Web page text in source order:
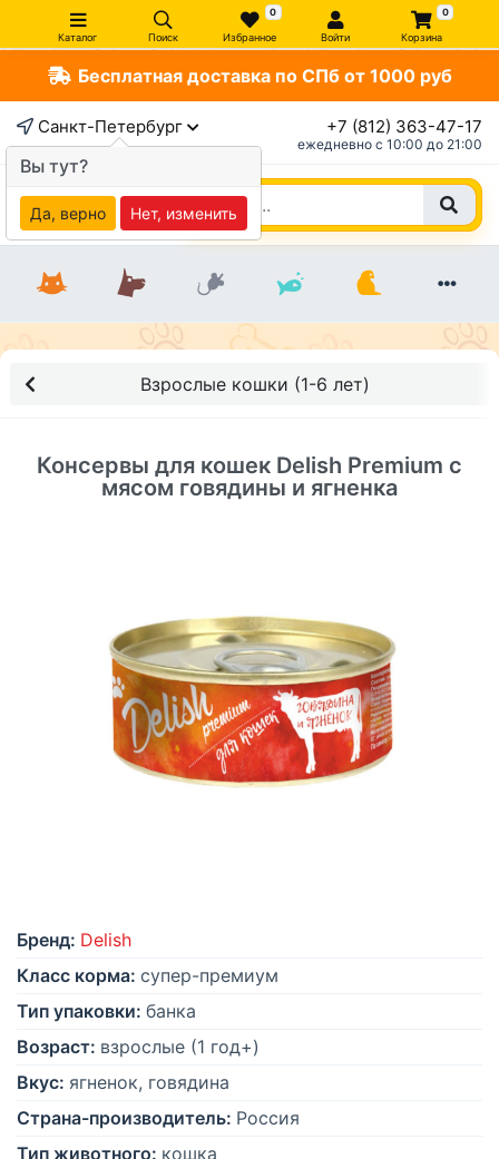
Каталог Поиск
0
Избранное Войти
0
Корзина
Бесплатная доставка по СПб от 1000 руб
Санкт-Петербург +7 (812) 363-47-17
ежедневно c 10:00 до 21:00
Взрослые кошки (1-6 лет)
Консервы для кошек Delish Premium с
мясом говядины и ягненка
Бренд: Delish
Класс корма: супер-премиум
Тип упаковки: банка
Возраст: взрослые (1 год+)
Вкус: ягненок, говядина
Страна-производитель: Россия
Тип животного: кошка
Вы тут?
Да, верно Нет, изменить